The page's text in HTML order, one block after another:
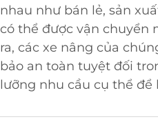
nhau như bán lẻ, sản
có thể được vận chuyển
ra, các xe nâng của
bảo an toàn tuyệt đối
lưỡng nhu cầu cụ thể